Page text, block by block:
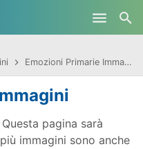
Emozioni Primarie Immagini
pagina sarà
immagini sono anche